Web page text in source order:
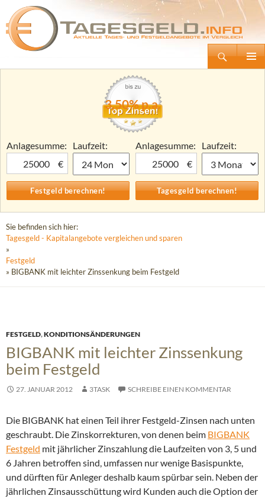
Tagesgeld.info – Tagesgeldkonten vergleichen und Tagesgeld-Zinsen berechnen
Zum
3,50% p.a.
Anlagesumme:
€
Laufzeit:
Anlagesumme:
€
Laufzeit:
Sie befinden sich hier:
Tagesgeld - Kapitalangebote vergleichen und sparen
»
Festgeld
» BIGBANK mit leichter Zinssenkung beim Festgeld
FESTGELD,KONDITIONSÄNDERUNGEN
BIGBANK mit leichter Zinssenkung
beim Festgeld
27. JANUAR 2012 3TASK SCHREIBE EINEN KOMMENTAR
Die BIGBANK hat einen Teil ihrer Festgeld-Zinsen nach unten
geschraubt. Die Zinskorrekturen, von denen beim BIGBANK
Festgeld mit jährlicher Zinszahlung die Laufzeiten von 3, 5 und
6 Jahren betroffen sind, umfassen nur wenige Basispunkte,
und dürften für Anleger deshalb kaum spürbar sein. Neben der
jährlichen Zinsausschüttung wird Kunden auch die Option der